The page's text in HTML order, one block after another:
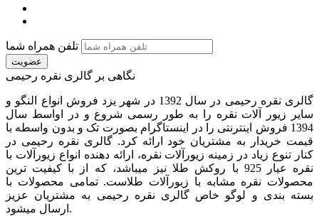
تلفن همراه شما
عضویت
نگاهی بر گالری نقره رحیمی
گالری نقره رحیمی در سال 1392 در شهر یزد فروش انواع النگو و
سایر زیور آلات نقره را به طور رسمی شروع و در اواسط سال
1394 فروش اینترنتی را در اینستاگرام بصورت تک و بدون واسطه با
قیمت خریدار به مشتریان خود ارائه کرد. گالری نقره رحیمی در
کنار تنوع زیاد در زمینه زیورآلات نقره، ارائه دهنده انواع زیورآلات با
نقره عیار 925 با روکش طلا نیز میباشد، که از با کیفیت‏ ترین
محصولات نقره مشابه با زیورآلات طلاست. تمامی محصولات با
بسته بندی و لوگو خاص گالری نقره رحیمی به مشتریان عزیز
ارسال میشود.